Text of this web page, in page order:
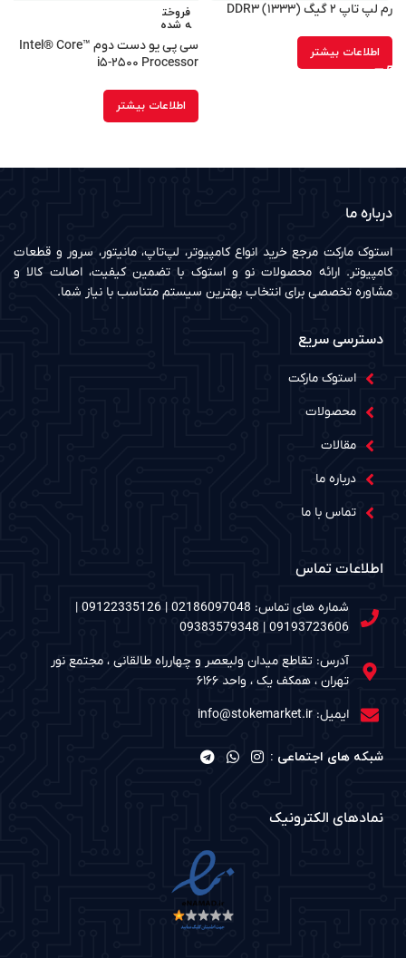
رم لپ تاپ ۲ گیگ (۱۳۳۳) DDR۳
اطلاعات بیشتر
فروخت
ه شده
سی پی یو دست دوم Intel® Core™
i۵-۲۵۰۰ Processor
اطلاعات بیشتر
درباره ما
استوک مارکت مرجع خرید انواع کامپیوتر، لپ‌تاپ، مانیتور، سرور و قطعات
کامپیوتر. ارائه محصولات نو و استوک با تضمین کیفیت، اصالت کالا و
مشاوره تخصصی برای انتخاب بهترین سیستم متناسب با نیاز شما.
دسترسی سریع
استوک مارکت
محصولات
مقالات
درباره ما
تماس با ما
اطلاعات تماس
شماره های تماس: 02186097048 | 09122335126 |
09193723606 | 09383579348
آدرس: تقاطع میدان ولیعصر و چهارراه طالقانی ، مجتمع نور
تهران ، همکف یک ، واحد ۶۱۶۶
ایمیل: info@stokemarket.ir
شبکه های اجتماعی :
نمادهای الکترونیک